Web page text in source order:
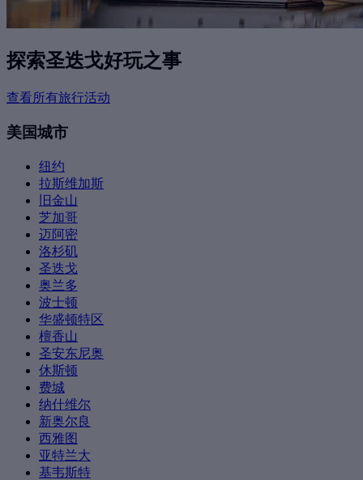
探索圣迭戈好玩之事
查看所有旅行活动
美国城市
纽约
拉斯维加斯
旧金山
芝加哥
迈阿密
洛杉矶
圣迭戈
奥兰多
波士顿
华盛顿特区
檀香山
圣安东尼奥
休斯顿
费城
纳什维尔
新奥尔良
西雅图
亚特兰大
基韦斯特